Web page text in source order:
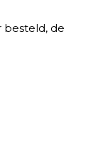
besteld, de